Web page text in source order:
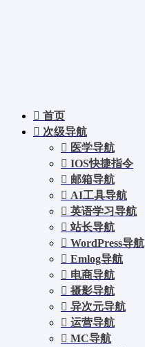
首页
次级导航
医学导航
IOS快捷指令
邮箱导航
AI工具导航
英语学习导航
站长导航
WordPress导航
Emlog导航
电商导航
摄影导航
异次元导航
运营导航
MC导航